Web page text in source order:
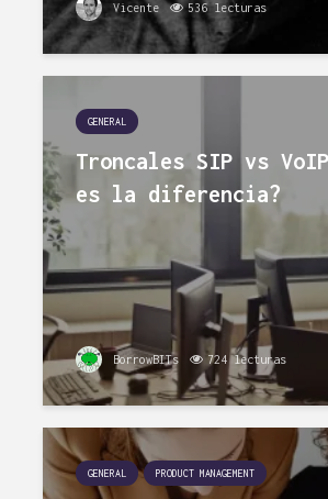
Vicente 536 lecturas
GENERAL
Troncales SIP vs
es la diferencia?
BorrowBITs 724 lecturas
GENERAL PRODUCT MANAGEMENT